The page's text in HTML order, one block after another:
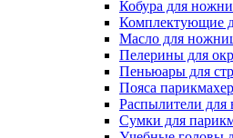
Кобура для
Комплектующие
Масло для
Пелерины для
Пеньюары для
Пояса
Распылители для
Сумки для